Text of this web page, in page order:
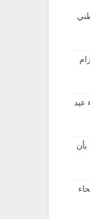
عيد
بأن